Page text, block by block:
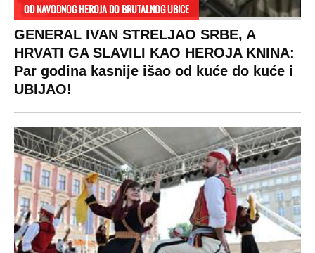
OD NAVODNOG HEROJA DO BRUTALNOG UBICE
GENERAL IVAN STRELJAO SRBE, A
HRVATI GA SLAVILI KAO HEROJA KNINA:
Par godina kasnije išao od kuće do kuće i
UBIJAO!